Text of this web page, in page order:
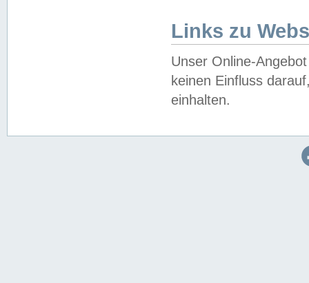
Links zu
Unser Online-
keinen Einfluss
einhalten.